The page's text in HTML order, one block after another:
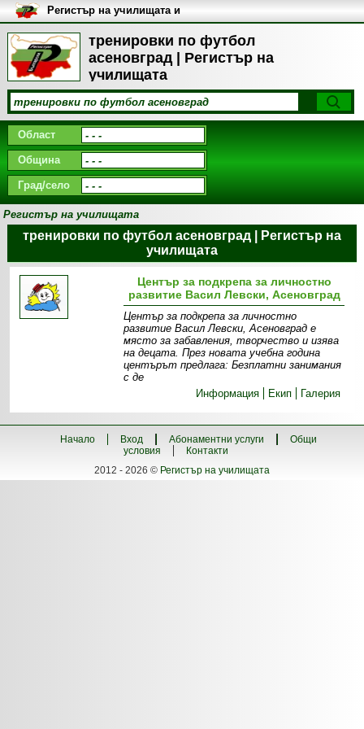
тренировки по футбол
асеновград | Регистър на
училищата
Регистър на училищата и
университетите в България
Област
Община
Град/село
Регистър на училищата
тренировки по футбол асеновград | Регистър на
училищата
Център за подкрепа за личностно
развитие Васил Левски, Асеновград
Център за подкрепа за личностно
развитие Васил Левски, Асеновград е
място за забавления, творчество и изява
на децата. През новата учебна година
центърът предлага: Безплатни занимания
с де
Информация
Екип Галерия
Начало Вход Абонаментни услуги
Общи
условия
Контакти
2012 - 2026 © Регистър на училищата